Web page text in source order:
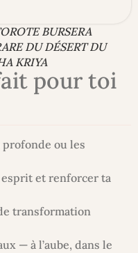
BURSERA
DU DÉSERT DU
KRIYA
pour toi
ou les
et renforcer ta
transformation
— à l’aube, dans le